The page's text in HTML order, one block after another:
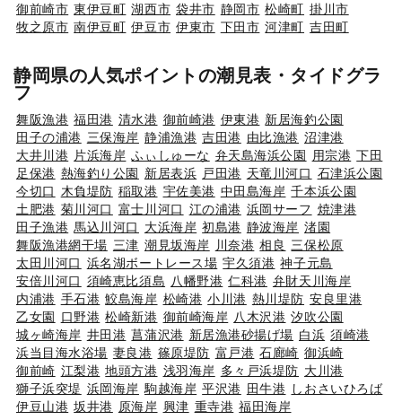
御前崎市 東伊豆町 湖西市 袋井市 静岡市 松崎町 掛川市
牧之原市 南伊豆町 伊豆市 伊東市 下田市 河津町 吉田町
静岡県の人気ポイントの潮見表・タイドグラ
フ
舞阪漁港 福田港 清水港 御前崎港 伊東港 新居海釣公園
田子の浦港 三保海岸 静浦漁港 吉田港 由比漁港 沼津港
大井川港 片浜海岸 ふぃしゅーな 弁天島海浜公園 用宗港 下田
足保港 熱海釣り公園 新居表浜 戸田港 天竜川河口 石津浜公園
今切口
木負堤防 稲取港 宇佐美港 中田島海岸 千本浜公園
土肥港 菊川河口 富士川河口 江の浦港 浜岡サーフ 焼津港
田子漁港 馬込川河口 大浜海岸 初島港 静波海岸 渚園
舞阪漁港網干場 三津 潮見坂海岸 川奈港 相良 三保松原
太田川河口 浜名湖ボートレース場 宇久須港 神子元島
安倍川河口 須崎恵比須島 八幡野港 仁科港 弁財天川海岸
内浦港 手石港 鮫島海岸 松崎港 小川港 熱川堤防 安良里港
乙女園 口野港 松崎新港 御前崎海岸 八木沢港 汐吹公園
城ヶ崎海岸 井田港 菖蒲沢港 新居漁港砂揚げ場 白浜 須崎港
浜当目海水浴場 妻良港 篠原堤防 富戸港 石廊崎 御浜崎
御前崎 江梨港 地頭方港 浅羽海岸 多々戸浜堤防 大川港
獅子浜突堤 浜岡海岸 駒越海岸 平沢港 田牛港 しおさいひろば
伊豆山港 坂井港 原海岸 興津 重寺港 福田海岸